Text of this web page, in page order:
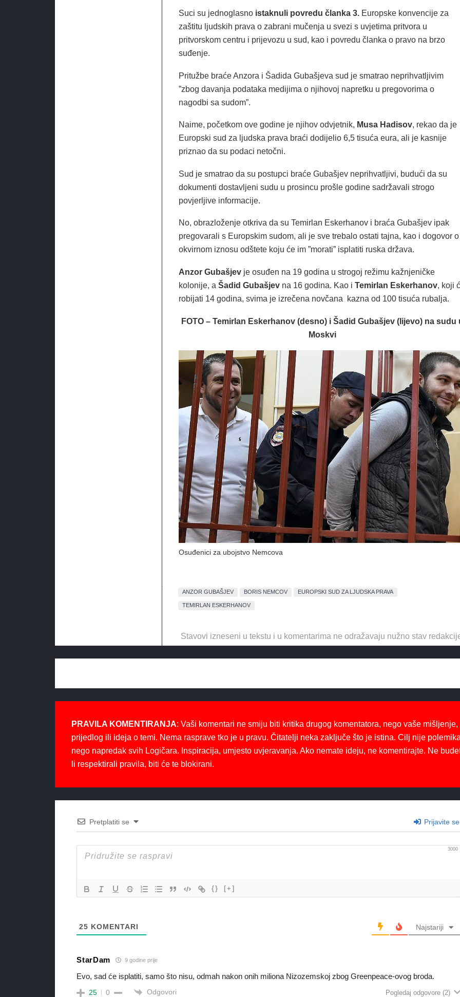
Suci su jednoglasnoistaknuli povredu članka 3.Europske konvencije za
zaštitu ljudskih prava o zabrani mučenja u svezi s uvjetima pritvora u
pritvorskom centru i prijevozu u sud, kao i povredu članka o pravo na brzo
suđenje.
Pritužbe braće Anzora i Šadida Gubašjeva sud je smatrao neprihvatljivim
”zbog davanja podataka medijima o njihovoj napretku u pregovorima o
nagodbi sa sudom”.
Naime, početkom ove godine je njihov odvjetnik, Musa Hadisov, rekao da je
Europski sud za ljudska prava braći dodijelio 6,5 tisuća eura, ali je kasnije
priznao da su podaci netočni.
Sud je smatrao da su postupci braće Gubašjev neprihvatljivi, budući da su
dokumenti dostavljeni sudu u prosincu prošle godine sadržavali strogo
povjerljive informacije.
No, obrazloženje otkriva da su Temirlan Eskerhanov i braća Gubašjev ipak
pregovarali s Europskim sudom, ali je sve trebalo ostati tajna, kao i dogovor o
okvirnom iznosu odštete koju će im ”morati” isplatiti ruska država.
Anzor Gubašjevje osuđen na 19 godina u strogoj režimu kažnjeničke
kolonije, a Šadid Gubašjevna 16 godina. Kao i Temirlan Eskerhanov, koji
robijati 14 godina, svima je izrečena novčana kazna od 100 tisuća rubalja.
FOTO – Temirlan Eskerhanov (desno) i Šadid Gubašjev (lijevo) na sudu
Moskvi
Osuđenici za ubojstvo Nemcova
ANZOR GUBAŠJEV BORIS NEMCOV EUROPSKI SUD ZA LJUDSKA PRAVA
TEMIRLAN ESKERHANOV
Stavovi izneseni u tekstu i u komentarima ne odražavaju nužno stav
PRAVILA KOMENTIRANJA: Vaši komentari ne smiju biti kritika drugog komentatora, nego vaše mišljenje,
prijedlog ili ideja o temi. Nema rasprave tko je u pravu. Čitatelji neka zaključe što je istina. Cilj nije
nego napredak svih Logičara. Inspiracija, umjesto uvjeravanja. Ako nemate ideju, ne komentirajte. Ne
li respektirali pravila, biti će te blokirani.
Pretplatiti se Prijavite se
3000
{} [+]
25 KOMENTARI Najstariji
StarDam 9 godine prije
Evo, sad će isplatiti, samo što nisu, odmah nakon onih miliona Nizozemskoj zbog Greenpeace-ovog broda.
25 0 Odgovori Pogledaj odgovore (2)